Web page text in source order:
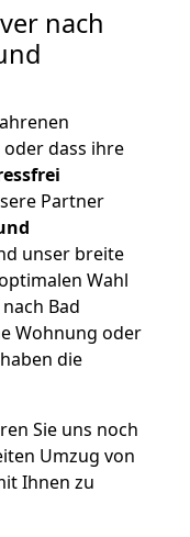
nach
dass ihre
Partner
unser breite
Wahl
Bad
Wohnung oder
die
Sie uns noch
Umzug von
Ihnen zu